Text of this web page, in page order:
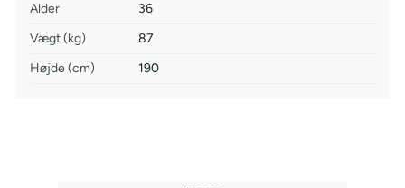
Alder
36
Vægt (kg)
87
Højde (cm)
190